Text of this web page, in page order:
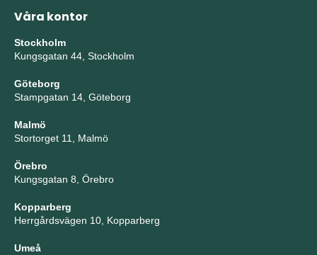
Våra kontor
Stockholm
Kungsgatan 44, Stockholm
Göteborg
Stampgatan 14, Göteborg
Malmö
Stortorget 11, Malmö
Örebro
Kungsgatan 8, Örebro
Kopparberg
Herrgårdsvägen 10, Kopparberg
Umeå